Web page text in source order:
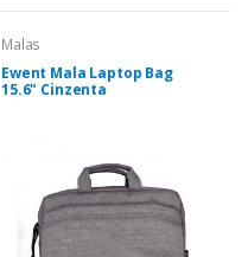
Malas
Ewent Mala Laptop Bag
15.6" Cinzenta